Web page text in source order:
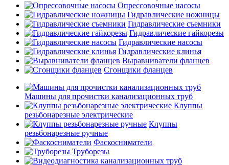
Опрессовочные насосы
Гидравлические ножницы
Гидравлические съемники
Гидравлические гайкорезы
Гидравлические насосы
Гидравлические клинья
Выравниватели фланцев
Сгонщики фланцев
Машины для прочистки канализационных труб
Клуппы
резьбонарезные электрические
Клуппы
резьбонарезные ручные
Фаскосниматели
Труборезы